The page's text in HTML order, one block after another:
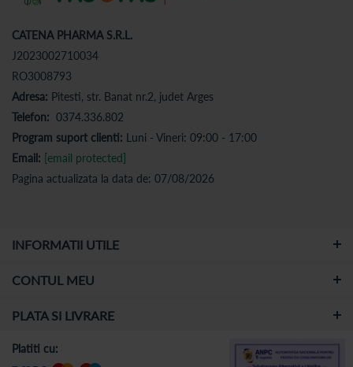
CATENA PHARMA S.R.L.
J2023002710034
RO3008793
Adresa: Pitesti, str. Banat nr.2, judet Arges
Telefon: 0374.336.802
Program suport clienti: Luni - Vineri: 09:00 - 17:00
Email: [email protected]
Pagina actualizata la data de: 07/08/2026
INFORMATII UTILE
CONTUL MEU
PLATA SI LIVRARE
Platiti cu: